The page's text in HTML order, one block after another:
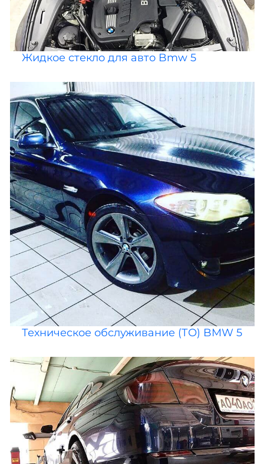
Жидкое стекло для авто Bmw 5
Техническое обслуживание (ТО) BMW 5